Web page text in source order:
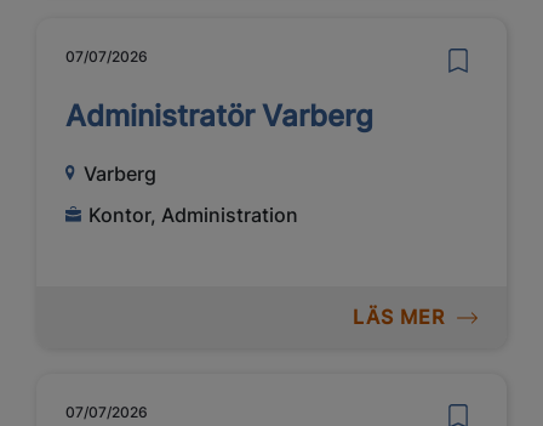
07/07/2026
Administratör Varberg
Varberg
Kontor, Administration
LÄS MER
07/07/2026